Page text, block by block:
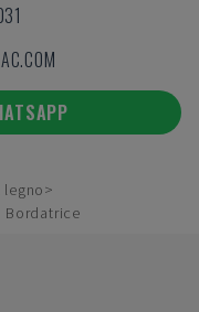
Bordatrice